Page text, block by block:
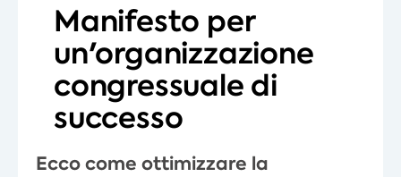
Manifesto per
un'organizzazione
congressuale di
successo
Ecco come ottimizzare la